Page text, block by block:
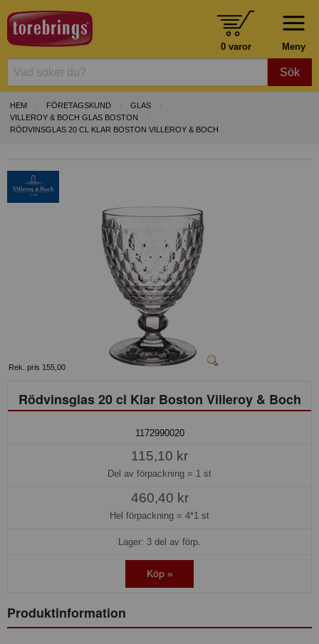
Meny
0 varor
Sök
HEM FÖRETAGSKUND
GLAS
VILLEROY & BOCH GLAS BOSTON
RÖDVINSGLAS 20 CL KLAR BOSTON VILLEROY & BOCH
Rek. pris 155,00
Rödvinsglas 20 cl Klar Boston Villeroy & Boch
1172990020
115,10 kr
Del av förpackning = 1 st
460,40 kr
Hel förpackning = 4*1 st
Lager: 3 del av förp.
Köp »
Produktinformation